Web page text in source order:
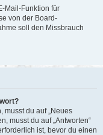
Mail-Funktion für
von der Board-
soll den Missbrauch
musst du auf „Neues
musst du auf „Antworten“
ist, bevor du einen